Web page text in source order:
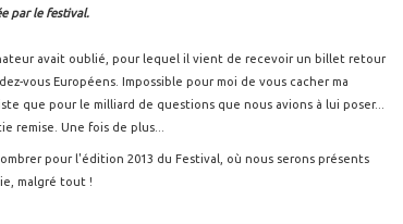
par le festival.
avait oublié, pour lequel il vient de recevoir un billet retour
vous Européens. Impossible pour moi de vous cacher ma
que pour le milliard de questions que nous avions à lui poser...
remise. Une fois de plus...
pour l'édition 2013 du Festival, où nous serons présents
malgré tout !